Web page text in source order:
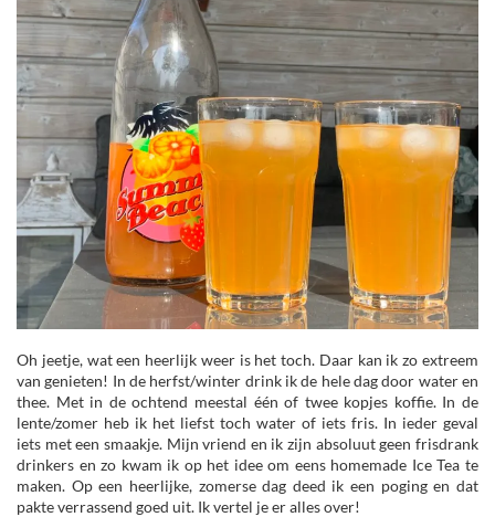
Oh jeetje, wat een heerlijk weer is het toch. Daar kan ik zo extreem
van genieten! In de herfst/winter drink ik de hele dag door water en
thee. Met in de ochtend meestal één of twee kopjes koffie. In de
lente/zomer heb ik het liefst toch water of iets fris. In ieder geval
iets met een smaakje. Mijn vriend en ik zijn absoluut geen frisdrank
drinkers en zo kwam ik op het idee om eens homemade Ice Tea te
maken. Op een heerlijke, zomerse dag deed ik een poging en dat
pakte verrassend goed uit. Ik vertel je er alles over!